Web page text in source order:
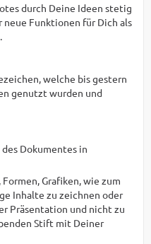
durch Deine Ideen stetig
Funktionen für Dich als
welche bis gestern
genutzt wurden und
Dokumentes in
Grafiken, wie zum
Inhalte zu zeichnen oder
Präsentation und nicht zu
Stift mit Deiner